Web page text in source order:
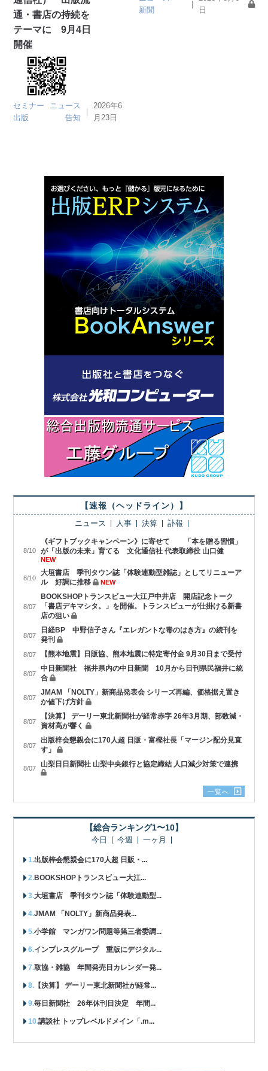
通・書店の持続を
テーマに 9月4日
開催
セミナー
ニュース
出版
告知
｜
2026年6
月23日
新聞
｜
日
【速報（ヘッドライン）】
ニュース 人事 決算 訃報
8/10
《ギフトブックキャンペーン》に寄せて 「本を贈る習慣」
が「出版の未来」育てる 文化通信社 代表取締役 山口健
NEW
8/10
大垣書店 季刊タウン誌「体験連動型雑誌」としてリニューア
ル 好調に推移
NEW
8/07
BOOKSHOPトランスビュー大江戸中井店 開店記念トーク
「書店デキマシタ。」を開催。トランスビューが仕掛ける新書
店の狙い
8/07
日経BP 中野信子さん『エレガントな毒のはき方』の続刊を
発刊
8/07 【熊本地震】日販協、熊本地震に特定寄付金 9月30日まで受付
8/07
中日新聞社 福井県内の中日新聞 10月から日刊県民福井に統
合
8/07
JMAM 「NOLTY」新商品発表会 シリーズ再編、価格据え置き
か値下げ方針
8/07
【決算】 デーリー東北新聞社が経常赤字 26年3月期、部数減・
資材高が響く
8/07
出版梓会懇親会に170人超 日販・富樫社長「マージン配分見直
す」
8/07 山梨日日新聞社 山梨中央銀行と協定締結 人口減少対策で連携
一覧へ
【総合ランキング1〜10】
今日 今週 一ヶ月
出版梓会懇親会に170人超 日販・...
BOOKSHOPトランスビュー大江...
大垣書店 季刊タウン誌「体験連動型...
JMAM 「NOLTY」新商品発表...
小学館 マンガワン問題等第三者委調...
インプレスグループ 重版にデジタル...
取協・雑協 年間発売日カレンダー発...
【決算】 デーリー東北新聞社が経常...
毎日新聞社 26年休刊日決定 年間...
講談社 トップレベルドメイン「.m...